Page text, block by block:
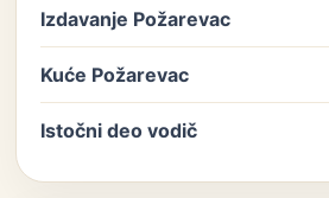
Izdavanje Požarevac
Kuće Požarevac
Istočni deo vodič